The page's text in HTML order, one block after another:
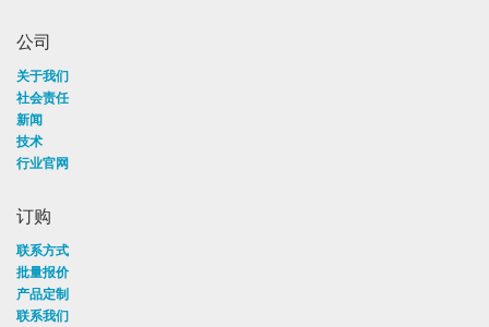
公司
关于我们
社会责任
新闻
技术
行业官网
订购
联系方式
批量报价
产品定制
联系我们